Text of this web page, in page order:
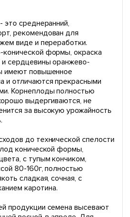
это среднеранний,
рекомендован для
виде и переработки.
формы, окраска
и сердцевины оранжево-
имеют повышенное
и отличаются прекрасными
Корнеплоды полностью
выдергиваются, не
за высокую урожайность
до технической спелости
конической формы,
с тупым кончиком,
80-160г, полностью
сладкая, сочная, с
каротина.
продукции семена высевают